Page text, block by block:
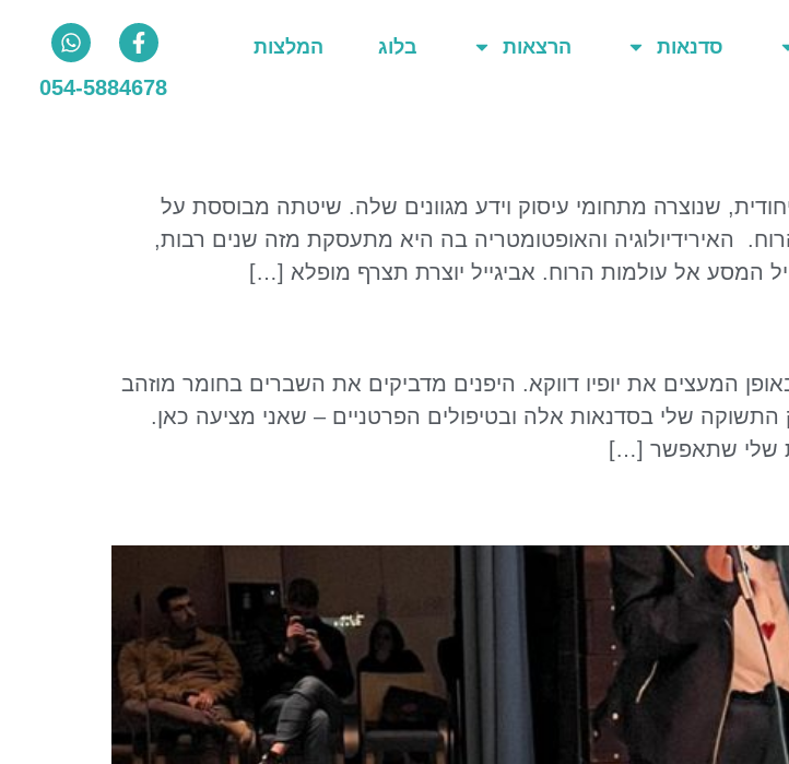
סדנאות הרצאות בלוג
המלצות
054-5884678
שנוצרה מתחומי עיסוק וידע מגוונים שלה. שיטתה מבוססת על
האירידיולוגיה והאופטומטריה בה היא מתעסקת מזה שנים רבות,
המסע אל עולמות הרוח. אביגייל יוצרת תצרף מופלא […]
המעצים את יופיו דווקא. היפנים מדביקים את השברים בחומר מוזהב
התשוקה שלי בסדנאות אלה ובטיפולים הפרטניים – שאני מציעה כאן.
שלי שתאפשר […]